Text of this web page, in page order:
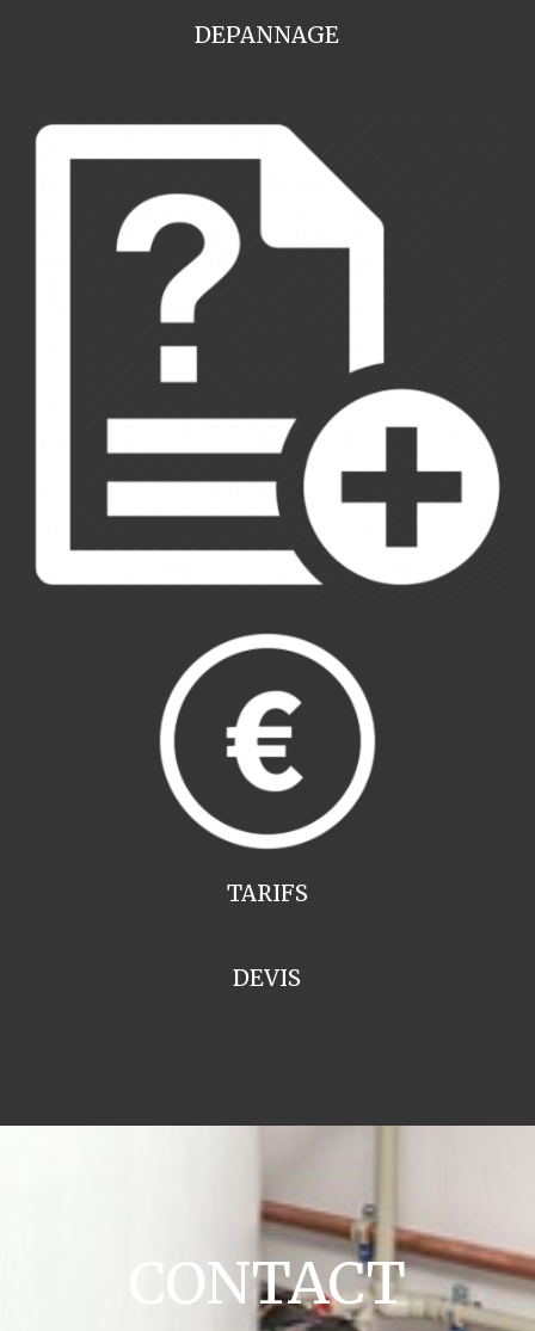
DEPANNAGE
TARIFS
DEVIS
CONTACT